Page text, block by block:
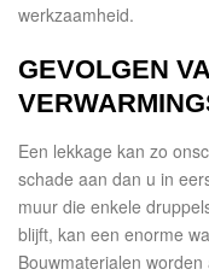
werkzaamheid.
GEVOLGEN
Een lekkage kan zo
schade aan dan u in
muur die enkele
blijft, kan een enorme
Bouwmaterialen